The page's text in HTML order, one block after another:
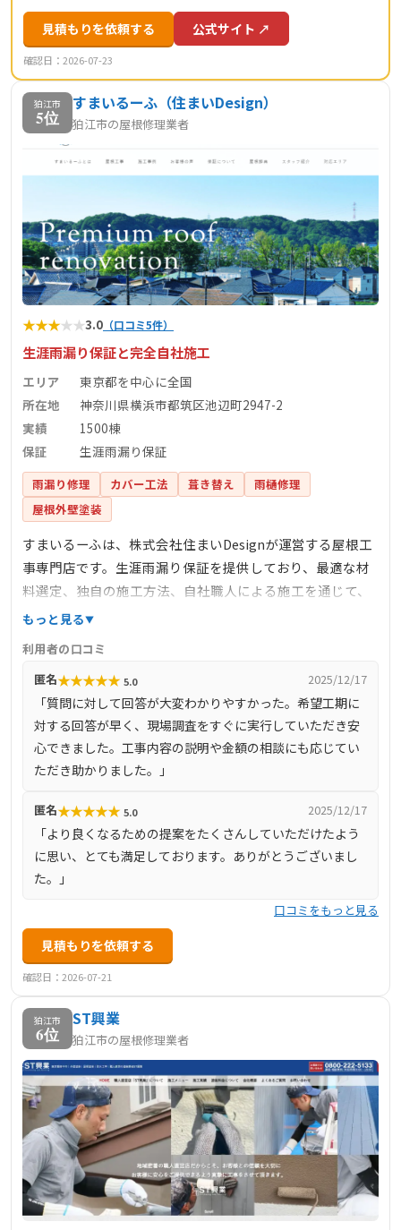
見積もりを依頼する 公式サイト ↗
確認日：2026-07-23
狛江市
5位
すまいるーふ（住まいDesign）
狛江市の屋根修理業者
★★★★★3.0 （口コミ5件）
生涯雨漏り保証と完全自社施工
エリア
東京都を中心に全国
所在地
神奈川県横浜市都筑区池辺町2947-2
実績
1500棟
保証
生涯雨漏り保証
雨漏り修理 カバー工法 葺き替え
雨樋修理
屋根外壁塗装
すまいるーふは、株式会社住まいDesignが運営する屋根工
事専門店です。生涯雨漏り保証を提供しており、最適な材
料選定、独自の施工方法、自社職人による施工を通じて、
雨漏りしない住まいの安心を提供しています。完全自社施
任を持って施工を行っています。また、しつこい営業を一
切行わず、お客様のご要望に沿った最善の提案を心掛けて
います。
もっと見る
利用者の口コミ
匿名★★★★★ 5.0 2025/12/17
「質問に対して回答が大変わかりやすかった。希望工期に
対する回答が早く、現場調査をすぐに実行していただき安
心できました。工事内容の説明や金額の相談にも応じてい
ただき助かりました。」
匿名★★★★★ 5.0 2025/12/17
「より良くなるための提案をたくさんしていただけたよう
に思い、とても満足しております。ありがとうございまし
た。」
口コミをもっと見る
見積もりを依頼する
確認日：2026-07-21
狛江市
6位
ST興業
狛江市の屋根修理業者